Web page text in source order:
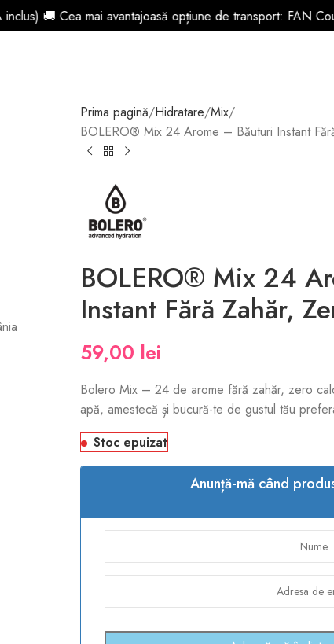
Prima pagină Hidratare Mix
BOLERO® Mix 24 Arome – Băuturi Instant
BOLERO® Mix 24
Instant Fără Zahăr,
59,00 lei
Bolero Mix – 24 de arome fără zahăr, zero
apă, amestecă și bucură-te de gustul tău
Stoc epuizat
Anunță-mă când
avantajoasă opțiune de transport: FAN Courier